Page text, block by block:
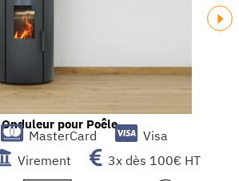
Onduleur pour Poêle
MasterCard
Visa
Virement 3x dès 100€ HT